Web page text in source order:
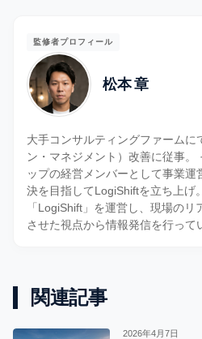
監修者プロフィール
松本 章
大手コンサルティングファームに
ン・マネジメント）改善に従事。
ップの経営メンバーとして事業
決を目指してLogiShiftを立ち上げ
「LogiShift」を運営し、現場の
させた視点から情報発信を行って
関連記事
2026年4月7日